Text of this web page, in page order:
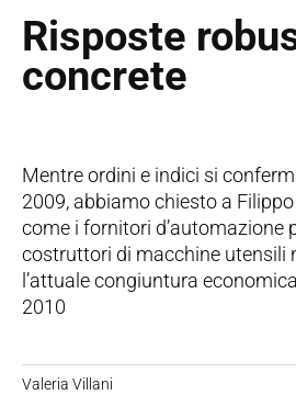
Risposte
concrete
Mentre ordini e indici si
2009, abbiamo chiesto a
come i fornitori d’automazione
costruttori di macchine utensili
l’attuale congiuntura
2010
Valeria Villani